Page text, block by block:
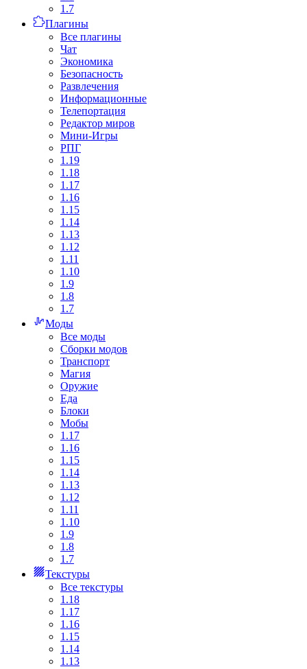
1.7
Плагины
Все плагины
Чат
Экономика
Безопасность
Развлечения
Информационные
Телепортация
Редактор миров
Мини-Игры
РПГ
1.19
1.18
1.17
1.16
1.15
1.14
1.13
1.12
1.11
1.10
1.9
1.8
1.7
Моды
Все моды
Сборки модов
Транспорт
Магия
Оружие
Еда
Блоки
Мобы
1.17
1.16
1.15
1.14
1.13
1.12
1.11
1.10
1.9
1.8
1.7
Текстуры
Все текстуры
1.18
1.17
1.16
1.15
1.14
1.13